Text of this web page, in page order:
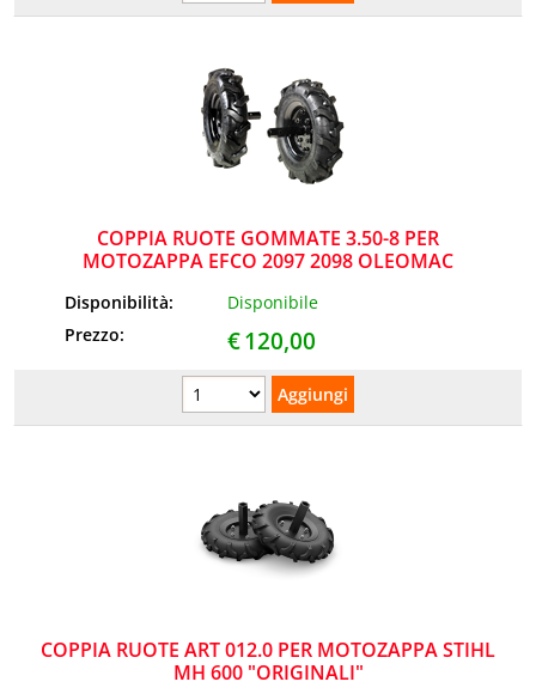
COPPIA RUOTE GOMMATE 3.50-8 PER
MOTOZAPPA EFCO 2097 2098 OLEOMAC
Disponibilità:
Disponibile
Prezzo:
€120,00
COPPIA RUOTE ART 012.0 PER MOTOZAPPA STIHL
MH 600 "ORIGINALI"